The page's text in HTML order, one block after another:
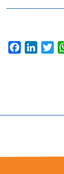
Facebook